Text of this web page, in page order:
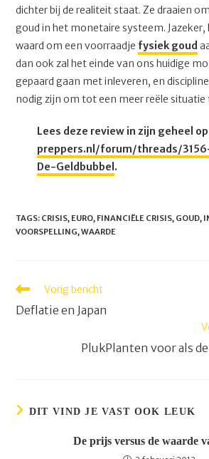
dichter bij de realiteit staat. Ze draaien
goud in het monetaire systeem. Jazeker,
waard om een voorraadje fysiek goud
dan ook zal het einde van ons huidige
gepaard gaan met inleveren, en
nodig zijn om tot een meer reële situatie
Lees deze review in zijn geheel op
preppers.nl/forum/threads/
De-Geldbubbel .
TAGS: CRISIS, EURO, FINANCIËLE CRISIS, GOUD,
VOORSPELLING,WAARDE
Lees
artikelen
Vorig bericht
Deflatie en Japan
PlukPlanten voor als
DIT VIND JE VAST OOK LEUK
De prijs versus de waarde